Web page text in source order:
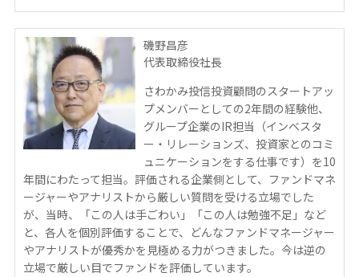
磯野昌彦
代表取締役社長
さわかみ投信投資顧問のスタートアッ
プメンバーとしての2年間の経験他、
グループ企業のIR担当（インベスタ
ー・リレーションズ、投資家とのコミ
ュニケーションをする仕事です）を10
年間にわたって担当。評価される企業側として、ファンドマネ
ージャーやアナリストから厳しい質問を受ける立場でした
が、当時、「この人は手ごわい」「この人は勉強不足」など
と、各人を個別評価することで、どんなファンドマネージャー
やアナリストが優秀かを見極める力がつきました。今は逆の
立場で厳しい目でファンドを評価しています。